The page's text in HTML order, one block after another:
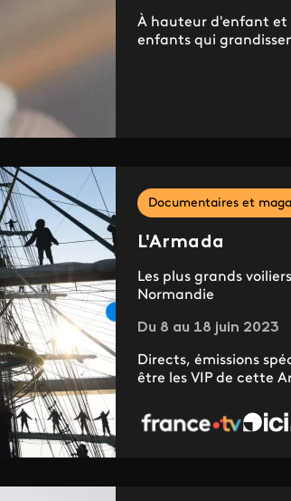
À hauteur d'enfant et
enfants qui
Documentaires et
L'Armada
Les plus grands
Normandie
Du 8 au 18 juin 2023
Directs, émissions
être les VIP de cette